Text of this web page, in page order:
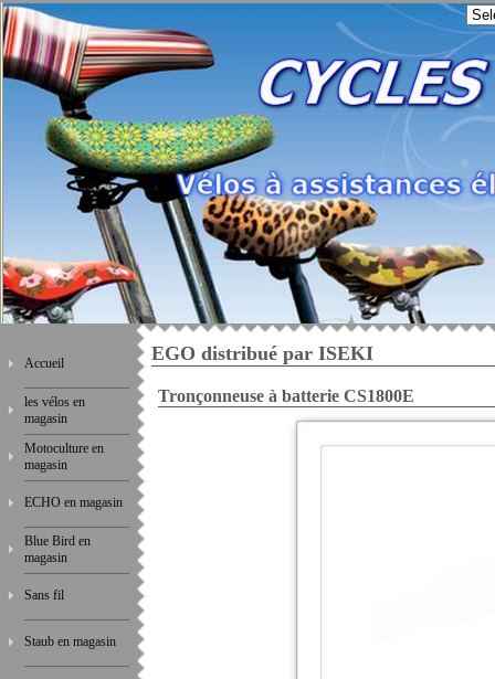
Accueil
les vélos en
magasin
Motoculture en
magasin
ECHO en magasin
Blue Bird en
magasin
Sans fil
Staub en magasin
EGO distribué par ISEKI
Tronçonneuse à batterie CS1800E